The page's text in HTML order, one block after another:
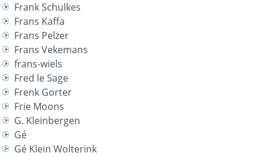
Frank Schulkes
Frans Kaffa
Frans Pelzer
Frans Vekemans
frans-wiels
Fred le Sage
Frenk Gorter
Frie Moons
G. Kleinbergen
Gé
Gé Klein Wolterink